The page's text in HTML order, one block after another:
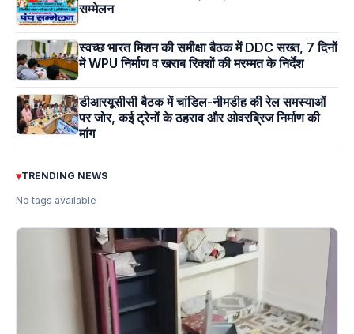
सम्मेलन
स्वच्छ भारत मिशन की समीक्षा बैठक में DDC सख्त, 7 दिनों
में WPU निर्माण व खराब रिक्शों की मरम्मत के निर्देश
डीआरयूसीसी बैठक में चांडिल-नीमडीह की रेल समस्याओं
पर जोर, कई ट्रेनों के ठहराव और ओवरब्रिज निर्माण की
मांग
▾TRENDING NEWS
No tags available